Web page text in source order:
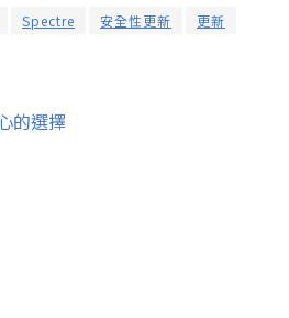
Spectre 安全性更新 更新
的選擇